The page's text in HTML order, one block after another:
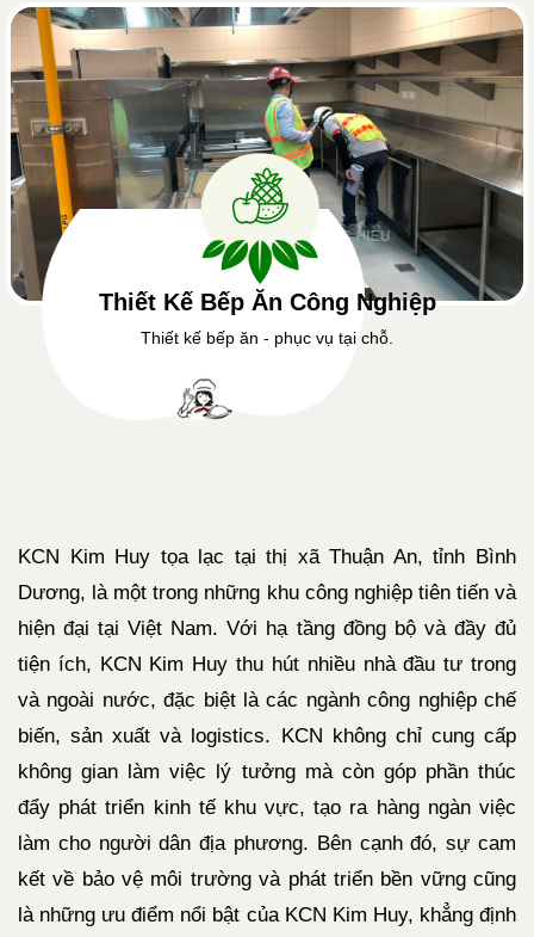
Thiết Kế Bếp Ăn Công Nghiệp
Thiết kế bếp ăn - phục vụ tại chỗ.
KCN Kim Huy tọa lạc tại thị xã Thuận An, tỉnh Bình
Dương, là một trong những khu công nghiệp tiên tiến và
hiện đại tại Việt Nam. Với hạ tầng đồng bộ và đầy đủ
tiện ích, KCN Kim Huy thu hút nhiều nhà đầu tư trong
và ngoài nước, đặc biệt là các ngành công nghiệp chế
biến, sản xuất và logistics. KCN không chỉ cung cấp
không gian làm việc lý tưởng mà còn góp phần thúc
đẩy phát triển kinh tế khu vực, tạo ra hàng ngàn việc
làm cho người dân địa phương. Bên cạnh đó, sự cam
kết về bảo vệ môi trường và phát triển bền vững cũng
là những ưu điểm nổi bật của KCN Kim Huy, khẳng định